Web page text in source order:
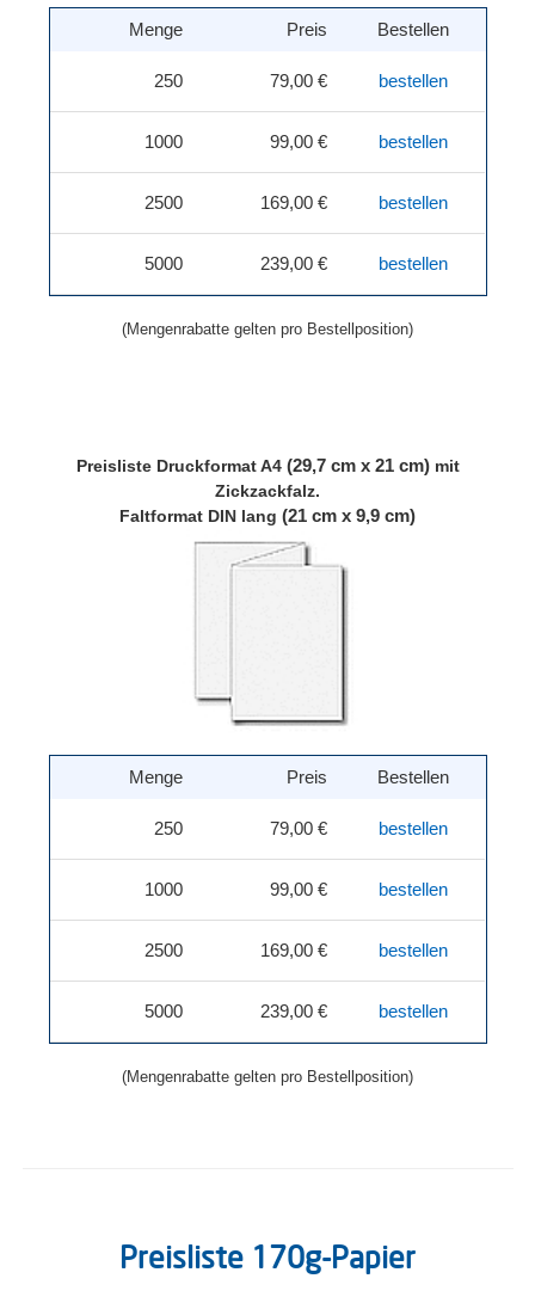
Menge Preis Bestellen
250 79,00 € bestellen
1000 99,00 € bestellen
2500 169,00 € bestellen
5000 239,00 € bestellen
(Mengenrabatte gelten pro Bestellposition)
Preisliste Druckformat A4 (29,7 cm x 21 cm)mit
Zickzackfalz.
Faltformat DIN lang (21 cm x 9,9 cm)
Menge Preis Bestellen
250 79,00 € bestellen
1000 99,00 € bestellen
2500 169,00 € bestellen
5000 239,00 € bestellen
(Mengenrabatte gelten pro Bestellposition)
Preisliste 170g-Papier